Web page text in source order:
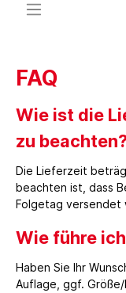
FAQ
Wie ist die
zu
Die Lieferzeit
beachten ist, dass
Folgetag versendet
Wie führe
Haben Sie Ihr
Auflage, ggf.